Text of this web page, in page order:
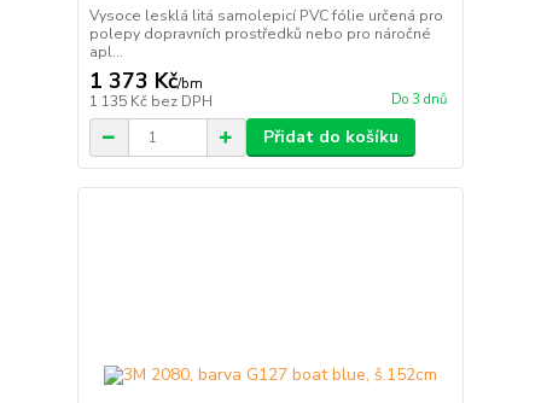
Vysoce lesklá litá samolepicí PVC fólie určená pro
polepy dopravních prostředků nebo pro náročné
apl...
1 373 Kč/bm
1 135 Kč bez DPH Do 3 dnů
Přidat do košíku